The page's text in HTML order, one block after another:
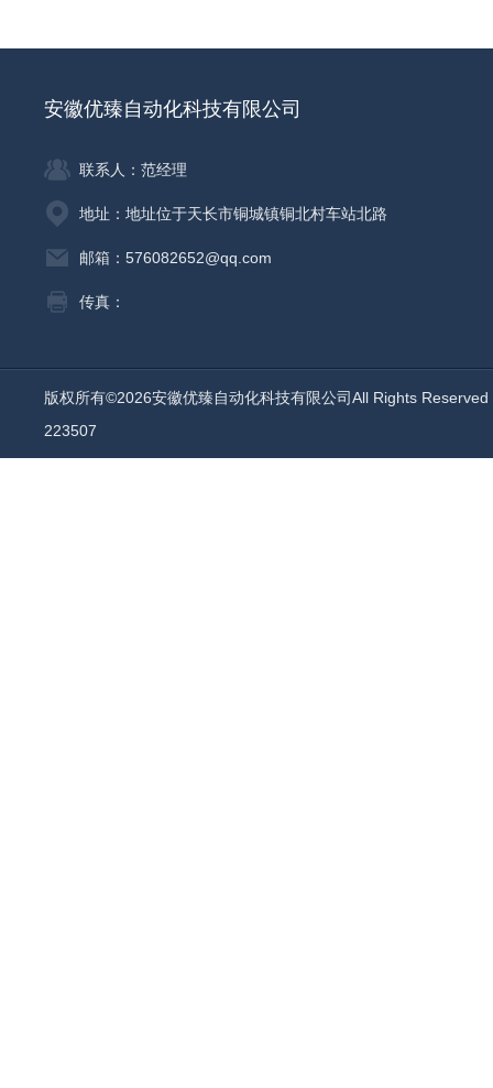
安徽优臻自动化科技有限公司
联系人：范经理
地址：地址位于天长市铜城镇铜北村车站北路
邮箱：576082652@qq.com
传真：
版权所有©2026安徽优臻自动化科技有限公司All Rights
223507